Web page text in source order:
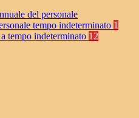
del personale
tempo indeterminato 1
tempo indeterminato 12